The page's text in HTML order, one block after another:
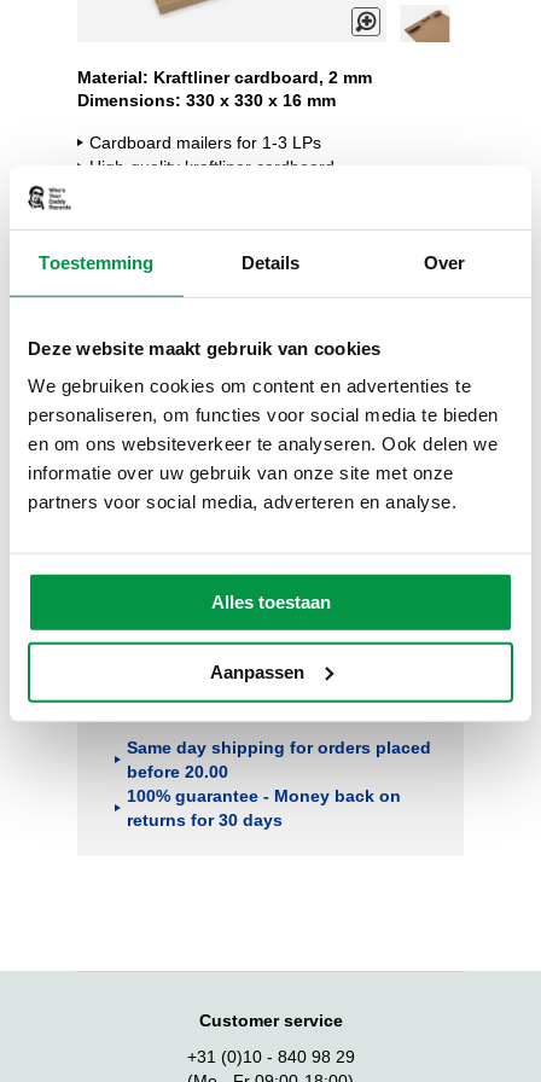
Toestemming Details Over
Deze website maakt gebruik van cookies
We gebruiken cookies om content en advertenties te
personaliseren, om functies voor social media te bieden
en om ons websiteverkeer te analyseren. Ook delen we
informatie over uw gebruik van onze site met onze
partners voor social media, adverteren en analyse.
Alles toestaan
Aanpassen
25 x €18.99
27.99
200 x € 105.99
Safe payment with iDeal, PayPal, bank
transfer, Mister Cash or creditcard.
Same day shipping for orders placed
before 20.00
100% guarantee - Money back on
returns for 30 days
to
the
of
Material: Kraftliner cardboard, 2 mm
Dimensions: 330 x 330 x 16 mm
Cardboard mailers for 1-3 LPs
High-quality kraftliner cardboard
Customer service
+31 (0)10 - 840 98 29